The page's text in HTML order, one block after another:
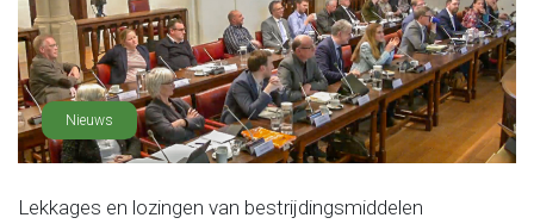
Nieuws
Lekkages en lozingen van bestrijdingsmiddelen